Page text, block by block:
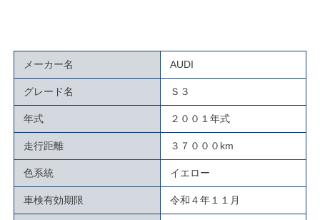
メーカー名 AUDI
グレード名 Ｓ３
年式 ２００１年式
走行距離 ３７０００km
色系統 イエロー
車検有効期限 令和４年１１月